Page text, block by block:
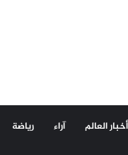
أخبار العالم آراء رياضة